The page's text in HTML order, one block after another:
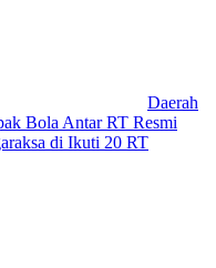
Daerah
Bola Antar RT Resmi
di Ikuti 20 RT